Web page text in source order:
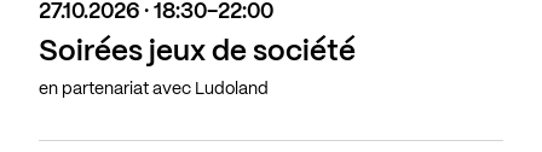
27.10.2026 · 18:30-22:00
Soirées jeux de société
en partenariat avec Ludoland